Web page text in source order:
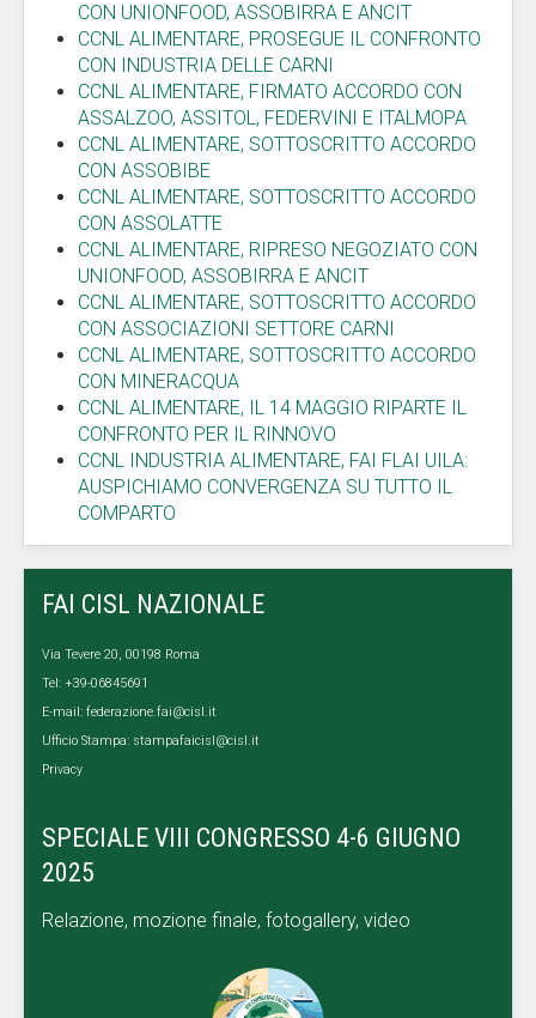
CON UNIONFOOD, ASSOBIRRA E ANCIT
CCNL ALIMENTARE, PROSEGUE IL CONFRONTO
CON INDUSTRIA DELLE CARNI
CCNL ALIMENTARE, FIRMATO ACCORDO CON
ASSALZOO, ASSITOL, FEDERVINI E ITALMOPA
CCNL ALIMENTARE, SOTTOSCRITTO ACCORDO
CON ASSOBIBE
CCNL ALIMENTARE, SOTTOSCRITTO ACCORDO
CON ASSOLATTE
CCNL ALIMENTARE, RIPRESO NEGOZIATO CON
UNIONFOOD, ASSOBIRRA E ANCIT
CCNL ALIMENTARE, SOTTOSCRITTO ACCORDO
CON ASSOCIAZIONI SETTORE CARNI
CCNL ALIMENTARE, SOTTOSCRITTO ACCORDO
CON MINERACQUA
CCNL ALIMENTARE, IL 14 MAGGIO RIPARTE IL
CONFRONTO PER IL RINNOVO
CCNL INDUSTRIA ALIMENTARE, FAI FLAI UILA:
AUSPICHIAMO CONVERGENZA SU TUTTO IL
COMPARTO
FAI CISL NAZIONALE
Via Tevere 20, 00198 Roma
Tel: +39-06845691
E-mail: federazione.fai@cisl.it
Ufficio Stampa: stampafaicisl@cisl.it
Privacy
SPECIALE VIII CONGRESSO 4-6 GIUGNO
2025
Relazione, mozione finale, fotogallery, video